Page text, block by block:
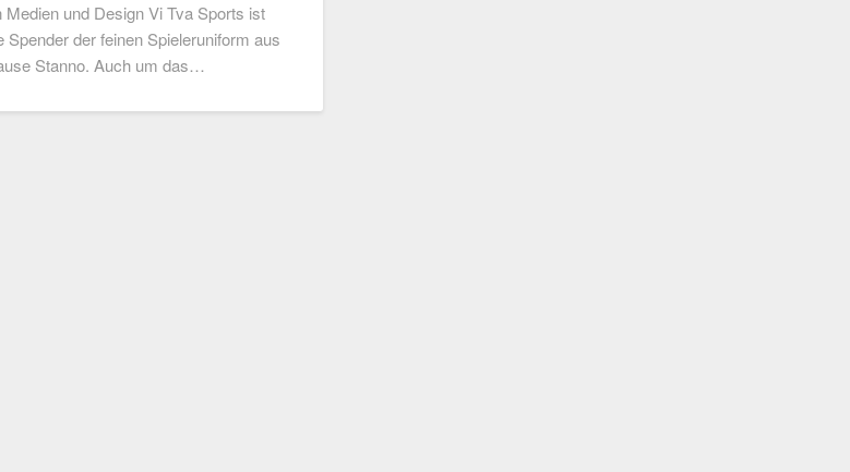
Medien und Design Vi Tva Sports ist
Spender der feinen Spieleruniform aus
Stanno. Auch um das…